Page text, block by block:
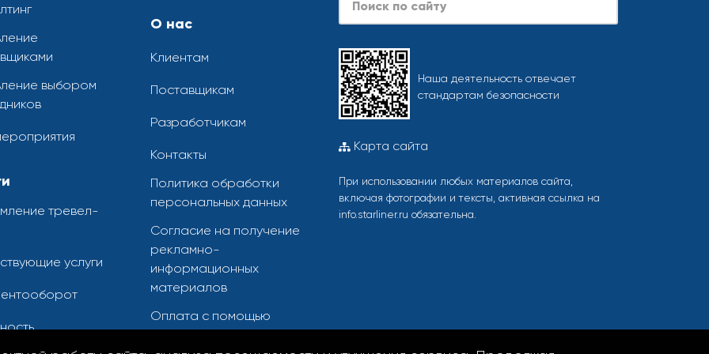
выбором
тревел-
услуги
О нас
Клиентам
Поставщикам
Разработчикам
Контакты
Политика обработки
персональных данных
Согласие на получение
рекламно-
информационных
материалов
Оплата с помощью
банковской карты
Наша деятельность отвечает
стандартам безопасности
Карта сайта
При использовании любых материалов сайта,
включая фотографии и тексты, активная ссылка на
info.starliner.ru обязательна.